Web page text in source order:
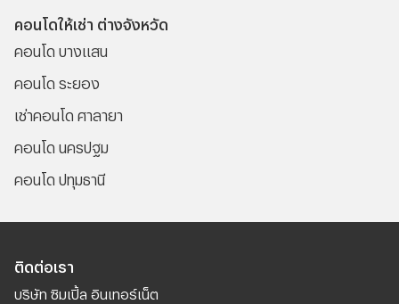
คอนโดให้เช่า ต่างจังหวัด
คอนโด บางแสน
คอนโด ระยอง
เช่าคอนโด ศาลายา
คอนโด นครปฐม
คอนโด ปทุมธานี
ติดต่อเรา
บริษัท ซิมเปิ้ล อินเทอร์เน็ต